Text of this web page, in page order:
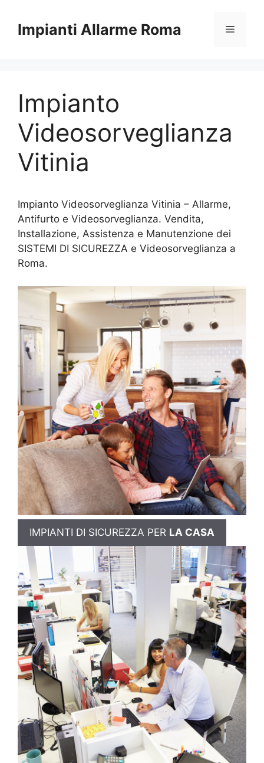
contenuto
Impianti Allarme Roma Menu
Impianto
Videosorveglianza
Vitinia
Impianto Videosorveglianza Vitinia – Allarme,
Antifurto e Videosorveglianza. Vendita,
Installazione, Assistenza e Manutenzione dei
SISTEMI DI SICUREZZA e Videosorveglianza a
Roma.
IMPIANTI DI SICUREZZA PER LA CASA